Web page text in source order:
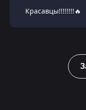
Красавцы!!!!!!!!🔥